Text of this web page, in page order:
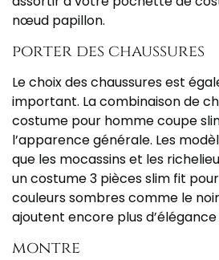
nœud papillon.
porter des chaussures
Le choix des chaussures est
important. La combinaison de
costume pour homme coupe
l’apparence générale. Les
que les mocassins et les
un costume 3 pièces slim fit
couleurs sombres comme le
ajoutent encore plus
montre